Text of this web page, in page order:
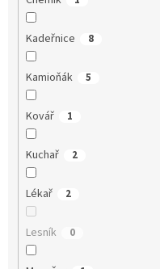
Kadeřnice 8
Kamioňák 5
Kovář 1
Kuchař 2
Lékař 2
Lesník 0